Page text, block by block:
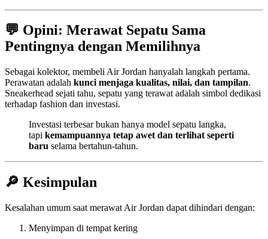
💬 Opini: Merawat Sepatu Sama
Pentingnya dengan Memilihnya
Sebagai kolektor, membeli Air Jordan hanyalah langkah pertama.
Perawatan adalah kunci menjaga kualitas, nilai, dan tampilan.
Sneakerhead sejati tahu, sepatu yang terawat adalah simbol dedikasi
terhadap fashion dan investasi.
Investasi terbesar bukan hanya model sepatu langka,
tapi kemampuannya tetap awet dan terlihat seperti
baru selama bertahun-tahun.
🔎 Kesimpulan
Kesalahan umum saat merawat Air Jordan dapat dihindari dengan:
Menyimpan di tempat kering